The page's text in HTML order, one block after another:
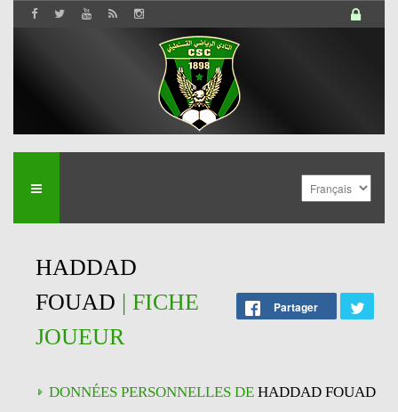
HADDAD
FOUAD | FICHE
JOUEUR
Partager
DONNÉES PERSONNELLES DE HADDAD FOUAD